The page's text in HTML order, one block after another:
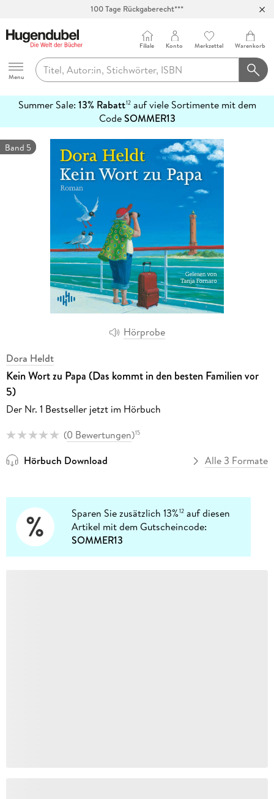
Abholung in über 100 Filialen
Hugendubel
Menu
Filiale Konto Merkzettel Warenkorb
Summer Sale: 13% Rabatt12auf viele Sortimente mit dem
CodeSOMMER13
erfahren
Hörprobe
Band 5
Dora Heldt
Kein Wort zu Papa (Das kommt in den besten Familien vor
5)
Der Nr. 1 Bestseller jetzt im Hörbuch
(0 Bewertungen)15
Hörbuch Download Alle 3 Formate
Sparen Sie zusätzlich 13%12 auf diesen
Artikel mit dem Gutscheincode:
SOMMER13